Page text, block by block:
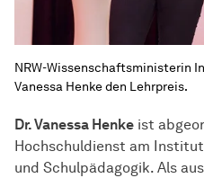
NRW-Wissenschaftsministerin
Vanessa Henke den Lehrpreis.
Dr. Vanessa Henke ist
Hochschuldienst am
und Schulpädagogik. Als